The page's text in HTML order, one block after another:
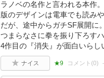
ラノベの名作と言われる本作
版のデザインは電車でも読み
だが、途中からガチSF展開に
つまらなさに拳を振り下ろす
4作目の『消失』が面白いらし
ナイス ★9 コメント(0)